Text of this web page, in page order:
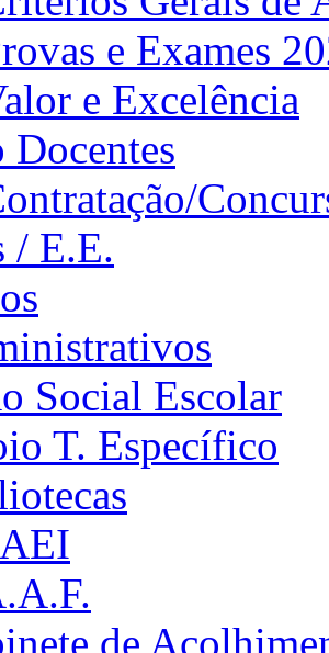
e Exames
e Excelência
Docentes
/ E.E.
Social Escolar
T. Específico
de